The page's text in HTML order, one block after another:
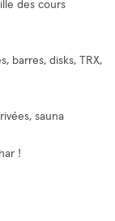
des cours
barres, disks, TRX,
sauna
!